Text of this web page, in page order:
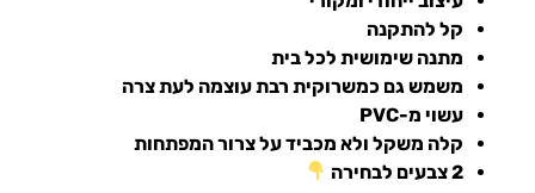
קל להתקנה
מתנה שימושית לכל בית
משמש גם כמשרוקית רבת עוצמה לעת צרה
עשוי מ-PVC
קלה משקל ולא מכביד על צרור המפתחות
2 צבעים לבחירה